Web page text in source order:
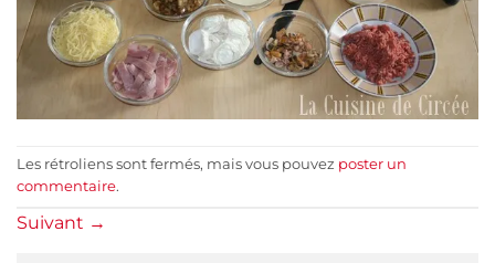
Les rétroliens sont fermés, mais vous pouvez poster un
commentaire.
Suivant →